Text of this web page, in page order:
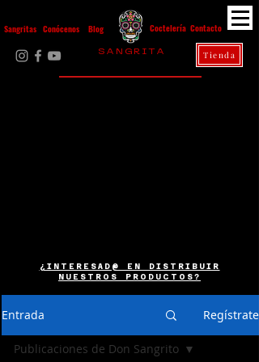
Sangritas Conócenos Contacto
Blog Coctelería
Tienda
S A N G R I T A
¿INTERESAD@ EN DISTRIBUIR
NUESTROS PRODUCTOS?
Entrada Regístrate
Publicaciones de Don Sangrito